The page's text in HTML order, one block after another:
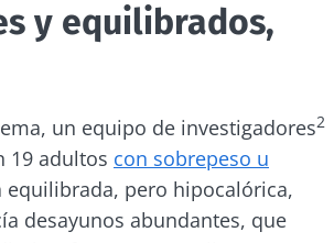
y equilibrados,
un equipo de investigadores2
19 adultos con sobrepeso u
pero hipocalórica,
desayunos abundantes, que